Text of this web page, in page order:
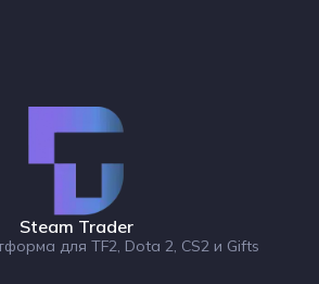
Steam Trader
для TF2, Dota 2, CS2 и Gifts